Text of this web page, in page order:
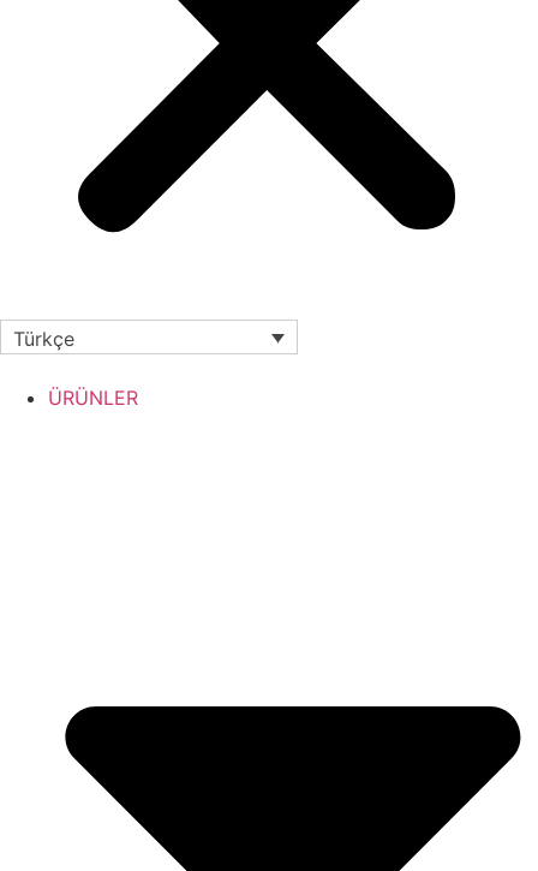
Türkçe
ÜRÜNLER